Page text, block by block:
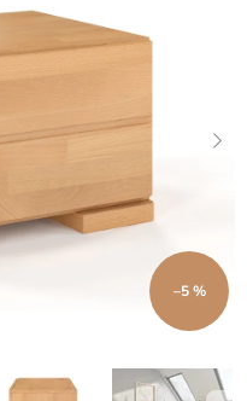
–5 %